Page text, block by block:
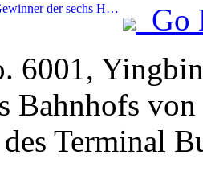
Prev:Die endgültigen Gewinner der sechs Hauptpreise wurden bekanntgegeben, über hundert Hotels und Unternehmen erhalten jährlich Auszeichnungen!
Go
6001,
Bahnhofs
Terminal